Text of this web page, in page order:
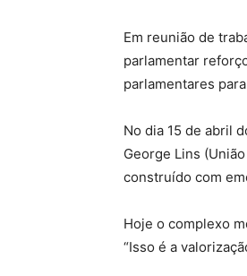
Em reunião de
parlamentar
parlamentares
No dia 15 de abril
George Lins
construído com
Hoje o complexo
“Isso é a